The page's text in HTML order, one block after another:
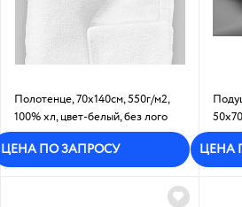
Полотенце, 70х140см, 550г/м2,
100% хл, цвет-белый, без лого
Под заказ
ЦЕНА ПО ЗАПРОСУ ЦЕНА